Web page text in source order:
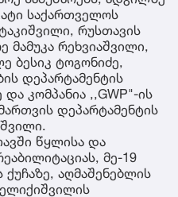
საქართველოს
რუსთავის
მამუკა რეხვიაშვილი,
ბესიკ ტოგონიძე,
დეპარტამენტის
კომპანია ,,GWP"-ის
დეპარტამენტის
წყლისა და
მე-19
აღმაშენებლის